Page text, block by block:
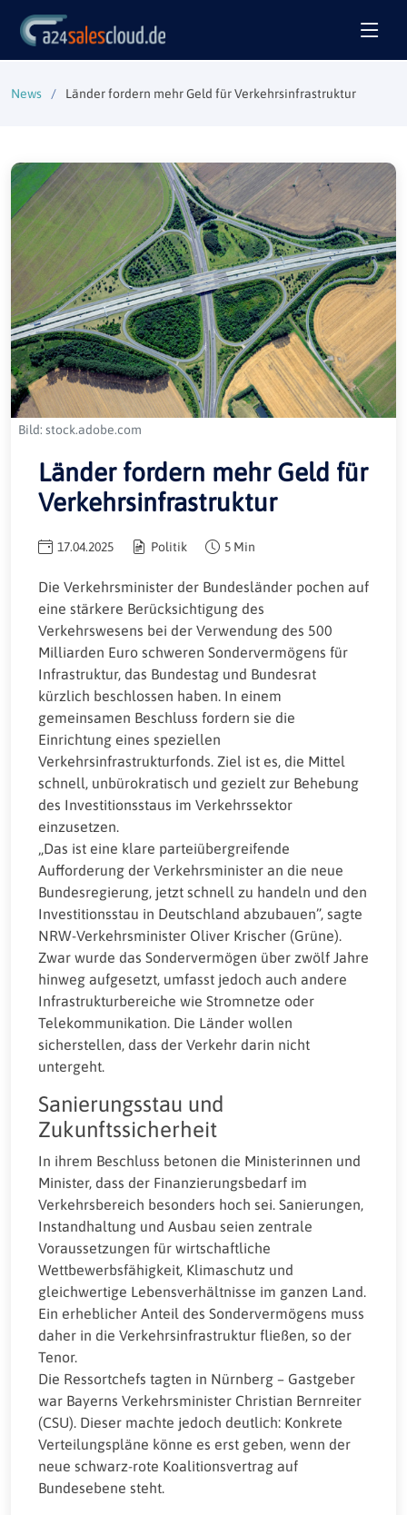
News Länder fordern mehr Geld für Verkehrsinfrastruktur
Bild: stock.adobe.com
Länder fordern mehr Geld für
Verkehrsinfrastruktur
17.04.2025 Politik 5 Min
Die Verkehrsminister der Bundesländer pochen auf
eine stärkere Berücksichtigung des
Verkehrswesens bei der Verwendung des 500
Milliarden Euro schweren Sondervermögens für
Infrastruktur, das Bundestag und Bundesrat
kürzlich beschlossen haben. In einem
gemeinsamen Beschluss fordern sie die
Einrichtung eines speziellen
Verkehrsinfrastrukturfonds. Ziel ist es, die Mittel
schnell, unbürokratisch und gezielt zur Behebung
des Investitionsstaus im Verkehrssektor
einzusetzen.
„Das ist eine klare parteiübergreifende
Aufforderung der Verkehrsminister an die neue
Bundesregierung, jetzt schnell zu handeln und den
Investitionsstau in Deutschland abzubauen”, sagte
NRW-Verkehrsminister Oliver Krischer (Grüne).
Zwar wurde das Sondervermögen über zwölf Jahre
hinweg aufgesetzt, umfasst jedoch auch andere
Infrastrukturbereiche wie Stromnetze oder
Telekommunikation. Die Länder wollen
sicherstellen, dass der Verkehr darin nicht
untergeht.
Sanierungsstau und
Zukunftssicherheit
In ihrem Beschluss betonen die Ministerinnen und
Minister, dass der Finanzierungsbedarf im
Verkehrsbereich besonders hoch sei. Sanierungen,
Instandhaltung und Ausbau seien zentrale
Voraussetzungen für wirtschaftliche
Wettbewerbsfähigkeit, Klimaschutz und
gleichwertige Lebensverhältnisse im ganzen Land.
Ein erheblicher Anteil des Sondervermögens muss
daher in die Verkehrsinfrastruktur fließen, so der
Tenor.
Die Ressortchefs tagten in Nürnberg – Gastgeber
war Bayerns Verkehrsminister Christian Bernreiter
(CSU). Dieser machte jedoch deutlich: Konkrete
Verteilungspläne könne es erst geben, wenn der
neue schwarz-rote Koalitionsvertrag auf
Bundesebene steht.